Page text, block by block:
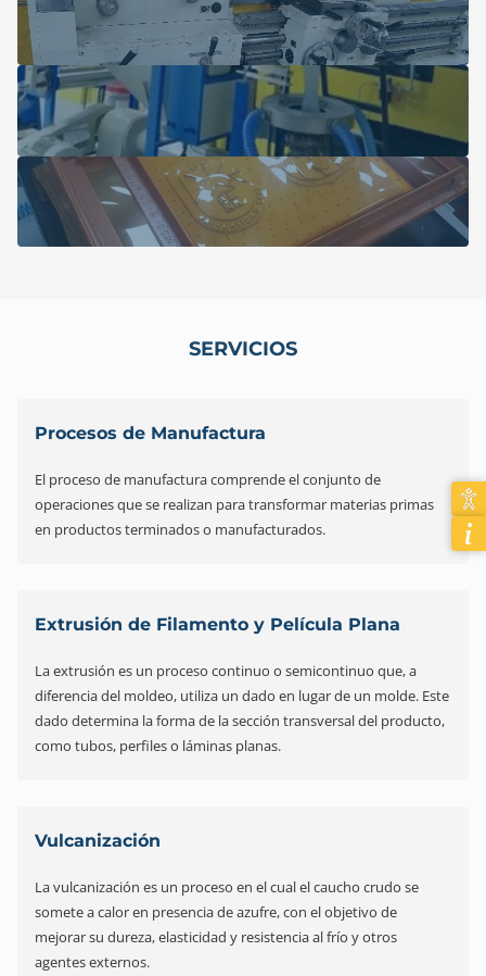
SERVICIOS
Procesos de Manufactura
El proceso de manufactura comprende el conjunto de
operaciones que se realizan para transformar materias primas
en productos terminados o manufacturados.
Extrusión de Filamento y Película Plana
La extrusión es un proceso continuo o semicontinuo que, a
diferencia del moldeo, utiliza un dado en lugar de un molde. Este
dado determina la forma de la sección transversal del producto,
como tubos, perfiles o láminas planas.
Vulcanización
La vulcanización es un proceso en el cual el caucho crudo se
somete a calor en presencia de azufre, con el objetivo de
mejorar su dureza, elasticidad y resistencia al frío y otros
agentes externos.